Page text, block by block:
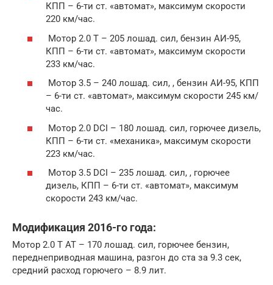
КПП – 6-ти ст. «автомат», максимум скорости
220 км/час.
Мотор 2.0 Т – 205 лошад. сил, бензин АИ-95,
КПП – 6-ти ст. «автомат», максимум скорости
233 км/час.
Мотор 3.5 – 240 лошад. сил, , бензин АИ-95, КПП
– 6-ти ст. «автомат», максимум скорости 245 км/
час.
Мотор 2.0 DCI – 180 лошад. сил, горючее дизель,
КПП – 6-ти ст. «механика», максимум скорости
223 км/час.
Мотор 3.5 DCI – 235 лошад. сил, , горючее
дизель, КПП – 6-ти ст. «автомат», максимум
скорости 243 км/час.
Модификация 2016-го года:
Мотор 2.0 Т АТ – 170 лошад. сил, горючее бензин,
переднеприводная машина, разгон до ста за 9.3 сек,
средний расход горючего – 8.9 лит.